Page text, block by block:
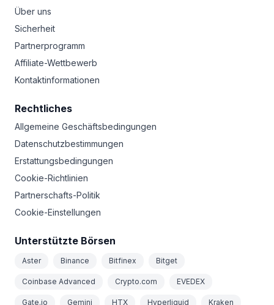
Über uns
Sicherheit
Partnerprogramm
Affiliate-Wettbewerb
Kontaktinformationen
Rechtliches
Allgemeine Geschäftsbedingungen
Datenschutzbestimmungen
Erstattungsbedingungen
Cookie-Richtlinien
Partnerschafts-Politik
Cookie-Einstellungen
Unterstützte Börsen
Aster Binance Bitfinex Bitget
Coinbase Advanced Crypto.com EVEDEX
Gate.io Gemini HTX Hyperliquid Kraken